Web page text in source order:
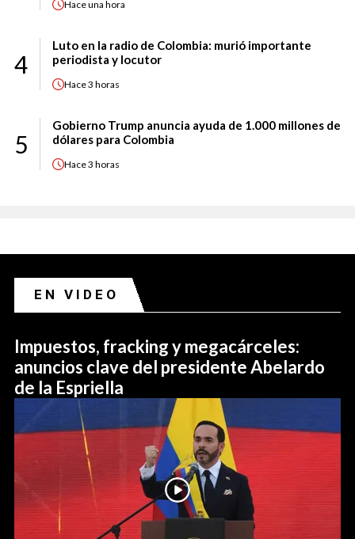
Haceuna hora
4
Luto en la radio de Colombia: murió importante
periodista y locutor
Hace3 horas
5
Gobierno Trump anuncia ayuda de 1.000 millones de
dólares para Colombia
Hace3 horas
EN VIDEO
Impuestos, fracking y megacárceles:
anuncios clave del presidente Abelardo
de la Espriella